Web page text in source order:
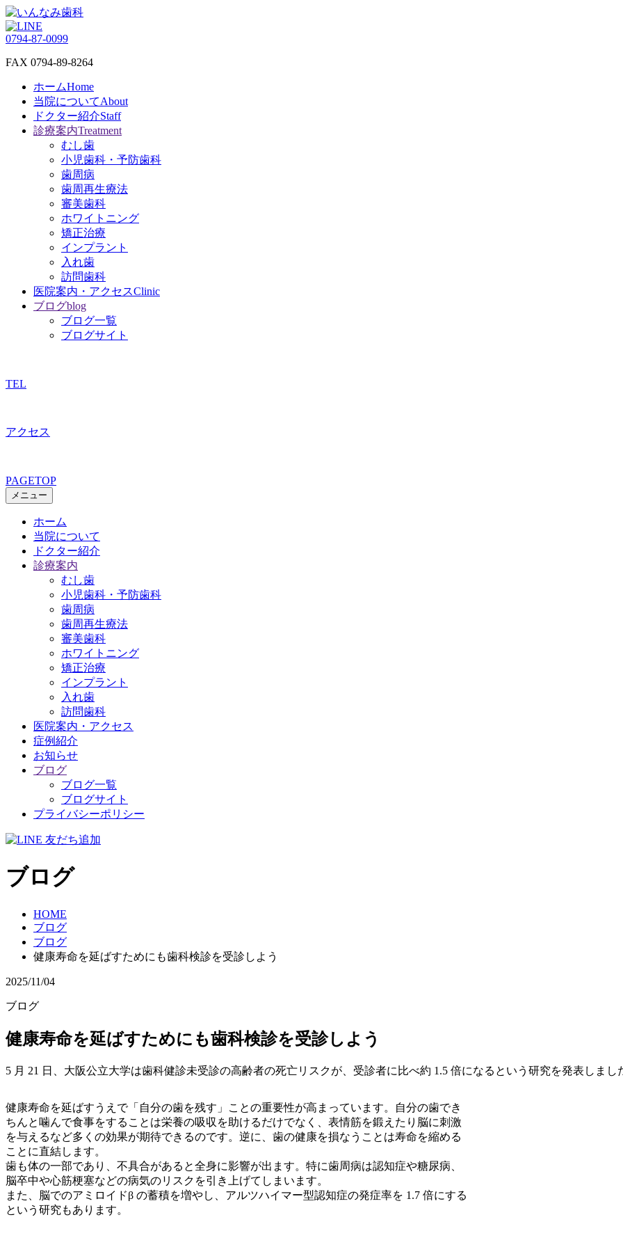
0794-87-0099
FAX 0794-89-8264
ホームHome
当院についてAbout
ドクター紹介Staff
診療案内Treatment
むし歯
小児歯科・予防歯科
歯周病
歯周再生療法
審美歯科
ホワイトニング
矯正治療
インプラント
入れ歯
訪問歯科
医院案内・アクセスClinic
ブログblog
ブログ一覧
ブログサイト
TEL
アクセス
PAGETOP
メニュー
ホーム
当院について
ドクター紹介
診療案内
むし歯
小児歯科・予防歯科
歯周病
歯周再生療法
審美歯科
ホワイトニング
矯正治療
インプラント
入れ歯
訪問歯科
医院案内・アクセス
症例紹介
お知らせ
ブログ
ブログ一覧
ブログサイト
プライバシーポリシー
ブログ
HOME
ブログ
ブログ
健康寿命を延ばすためにも歯科検診を受診しよう
2025/11/04
ブログ
健康寿命を延ばすためにも歯科検診を受診しよう
5 月 21 日、大阪公立大学は歯科健診未受診の高齢者の死亡リスクが、受診者に比べ約 1.5 倍になるという研究を発表しまし
健康寿命を延ばすうえで「自分の歯を残す」ことの重要性が高まっています。自分の歯でき
ちんと噛んで食事をすることは栄養の吸収を助けるだけでなく、表情筋を鍛えたり脳に刺激
を与えるなど多くの効果が期待できるのです。逆に、歯の健康を損なうことは寿命を縮める
ことに直結します。
歯も体の一部であり、不具合があると全身に影響が出ます。特に歯周病は認知症や糖尿病、
脳卒中や心筋梗塞などの病気のリスクを引き上げてしまいます。
また、脳でのアミロイドβ の蓄積を増やし、アルツハイマー型認知症の発症率を 1.7 倍にする
という研究もあります。